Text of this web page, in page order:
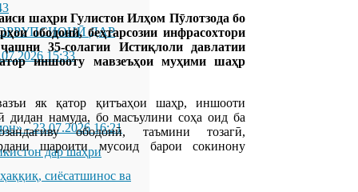
ДАР
15:33
-23.07.2026 16:21
дар шаҳри
сиёсатшинос ва
шаҳри Гулистон Илҳом Пӯлотзода бо
ободонӣ, беҳтарсозии инфрасохтори
35-солагии Истиқлоли давлатии
иншооту мавзеъҳои муҳими шаҳр
як қатор қитъаҳои шаҳр, иншооти
дидан намуда, бо масъулини соҳа оид ба
ободонӣ, таъмини тозагӣ,
шароити мусоид барои сокинону